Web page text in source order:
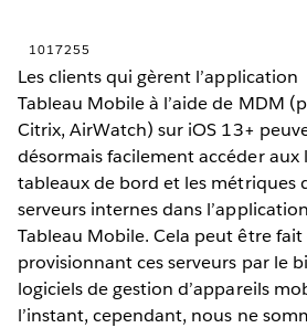
1017255
Les clients qui gèrent l’application
Tableau Mobile à l’aide de MDM
Citrix, AirWatch) sur iOS 13+
désormais facilement accéder aux
tableaux de bord et les métriques
serveurs internes dans l’application
Tableau Mobile. Cela peut être fait
provisionnant ces serveurs par le
logiciels de gestion d’appareils
l’instant, cependant, nous ne